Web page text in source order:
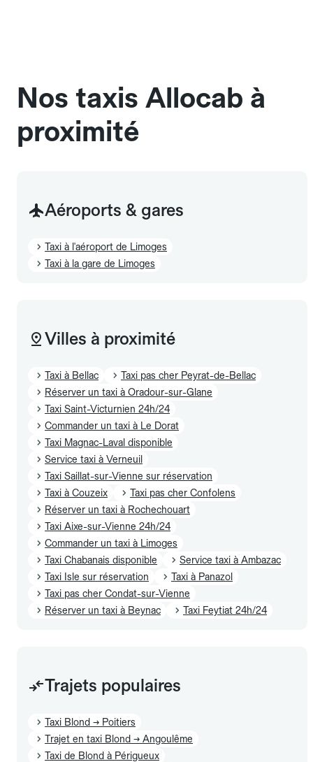
Nos taxis Allocab à
proximité
Aéroports & gares
Taxi à l'aéroport de Limoges
Taxi à la gare de Limoges
Villes à proximité
Taxi à Bellac
Taxi pas cher Peyrat-de-Bellac
Réserver un taxi à Oradour-sur-Glane
Taxi Saint-Victurnien 24h/24
Commander un taxi à Le Dorat
Taxi Magnac-Laval disponible
Service taxi à Verneuil
Taxi Saillat-sur-Vienne sur réservation
Taxi à Couzeix
Taxi pas cher Confolens
Réserver un taxi à Rochechouart
Taxi Aixe-sur-Vienne 24h/24
Commander un taxi à Limoges
Taxi Chabanais disponible
Service taxi à Ambazac
Taxi Isle sur réservation
Taxi à Panazol
Taxi pas cher Condat-sur-Vienne
Réserver un taxi à Beynac
Taxi Feytiat 24h/24
Trajets populaires
Taxi Blond → Poitiers
Trajet en taxi Blond → Angoulême
Taxi de Blond à Périgueux